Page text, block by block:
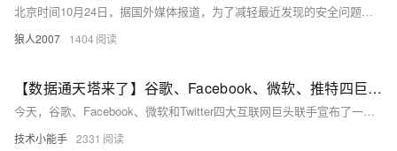
北京时间10月24日，据国外媒体报道，为了减轻最近发现的安全问题，Facebook宣布允许开发者处理用户信息。Facebook工程师Mike Vernal在公司的开发者博客中说，Facebook开始使用加密工具来处理第三方应用程序中的用户ID信息。
狼人2007 1404
【数据通天塔来了】谷歌、Facebook、微软、推特四巨头联手，打通全球数据壁垒！
今天，谷歌、Facebook、微软和Twitter四大互联网巨头联手宣布了一个“数据传输大计”，旨在号召不同平台间数据的无障碍传输。可移植性和互操作性是云技术创新和竞争的核心，如果真能得以实现，这无疑是一个伟大历程的开端！
技术小能手 2331